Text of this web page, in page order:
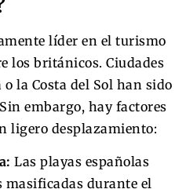
líder en el turismo
los británicos. Ciudades
la Costa del Sol han sido
embargo, hay factores
ligero desplazamiento:
Las playas españolas
masificadas durante el